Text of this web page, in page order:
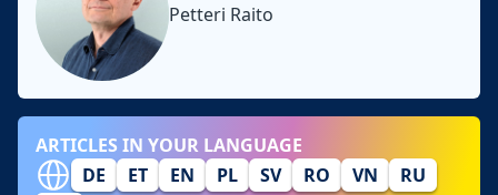
Petteri Raito
ARTICLES IN YOUR LANGUAGE
DE
ET EN PL SV RO VN
RU